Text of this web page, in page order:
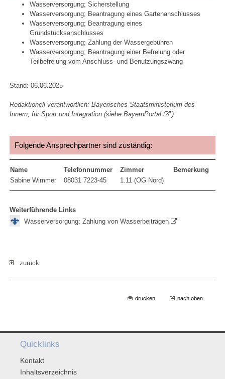
Wasserversorgung; Sicherstellung
Wasserversorgung; Beantragung eines Gartenanschlusses
Wasserversorgung; Beantragung eines
Grundstücksanschlusses
Wasserversorgung; Zahlung der Wassergebühren
Wasserversorgung; Beantragung einer Befreiung oder
Teilbefreiung vom Anschluss- und Benutzungszwang
Stand: 06.06.2025
Redaktionell verantwortlich: Bayerisches Staatsministerium des
Innern, für Sport und Integration (sieheBayernPortal )
Folgende Ansprechpartner sind zuständig:
Name Telefonnummer Zimmer
Bemerkung
Sabine Wimmer
08031 7223-45 1.11 (OG Nord)
Weiterführende Links
Wasserversorgung; Zahlung von Wasserbeiträgen
zurück
drucken nach oben
Quicklinks
Kontakt
Inhaltsverzeichnis